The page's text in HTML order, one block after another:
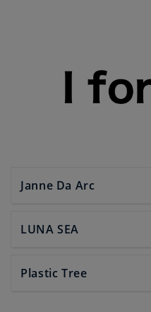
Janne Da Arc
LUNA SEA
Plastic Tree